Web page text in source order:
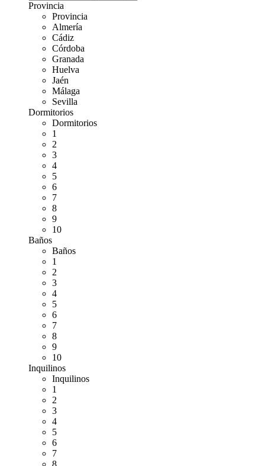
Provincia
Provincia
Almería
Cádiz
Córdoba
Granada
Huelva
Jaén
Málaga
Sevilla
Dormitorios
Dormitorios
1
2
3
4
5
6
7
8
9
10
Baños
Baños
1
2
3
4
5
6
7
8
9
10
Inquilinos
Inquilinos
1
2
3
4
5
6
7
8